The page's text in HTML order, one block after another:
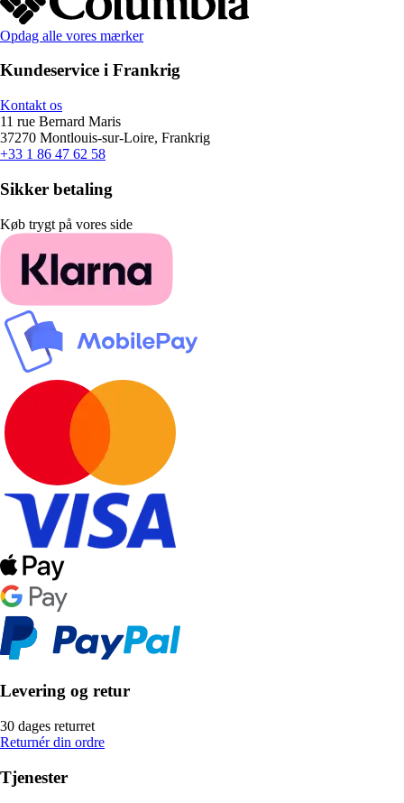
Opdag alle vores mærker
Kundeservice i Frankrig
Kontakt os
11 rue Bernard Maris
37270 Montlouis-sur-Loire, Frankrig
+33 1 86 47 62 58
Sikker betaling
Køb trygt på vores side
Levering og retur
30 dages returret
Returnér din ordre
Tjenester